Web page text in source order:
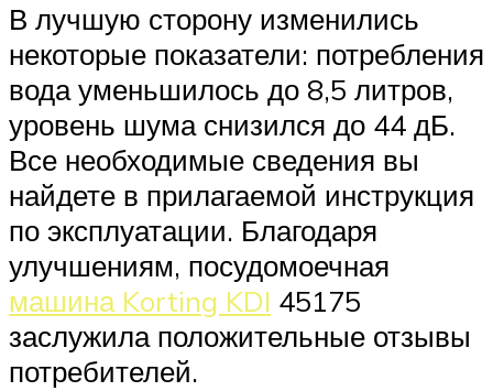
В лучшую сторону изменились
некоторые показатели: потребления
вода уменьшилось до 8,5 литров,
уровень шума снизился до 44 дБ.
Все необходимые сведения вы
найдете в прилагаемой инструкция
по эксплуатации. Благодаря
улучшениям, посудомоечная
машина Korting KDI 45175
заслужила положительные отзывы
потребителей.